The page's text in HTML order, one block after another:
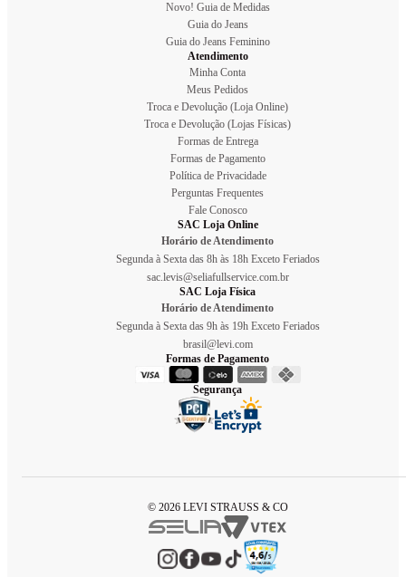
Novo! Guia de Medidas
Guia do Jeans
Guia do Jeans Feminino
Atendimento
Minha Conta
Meus Pedidos
Troca e Devolução (Loja Online)
Troca e Devolução (Lojas Físicas)
Formas de Entrega
Formas de Pagamento
Política de Privacidade
Perguntas Frequentes
Fale Conosco
SAC Loja Online
Horário de Atendimento
Segunda à Sexta das 8h às 18h Exceto Feriados
sac.levis@seliafullservice.com.br
SAC Loja Física
Horário de Atendimento
Segunda à Sexta das 9h às 19h Exceto Feriados
brasil@levi.com
Formas de Pagamento
Segurança
© 2026 LEVI STRAUSS & CO